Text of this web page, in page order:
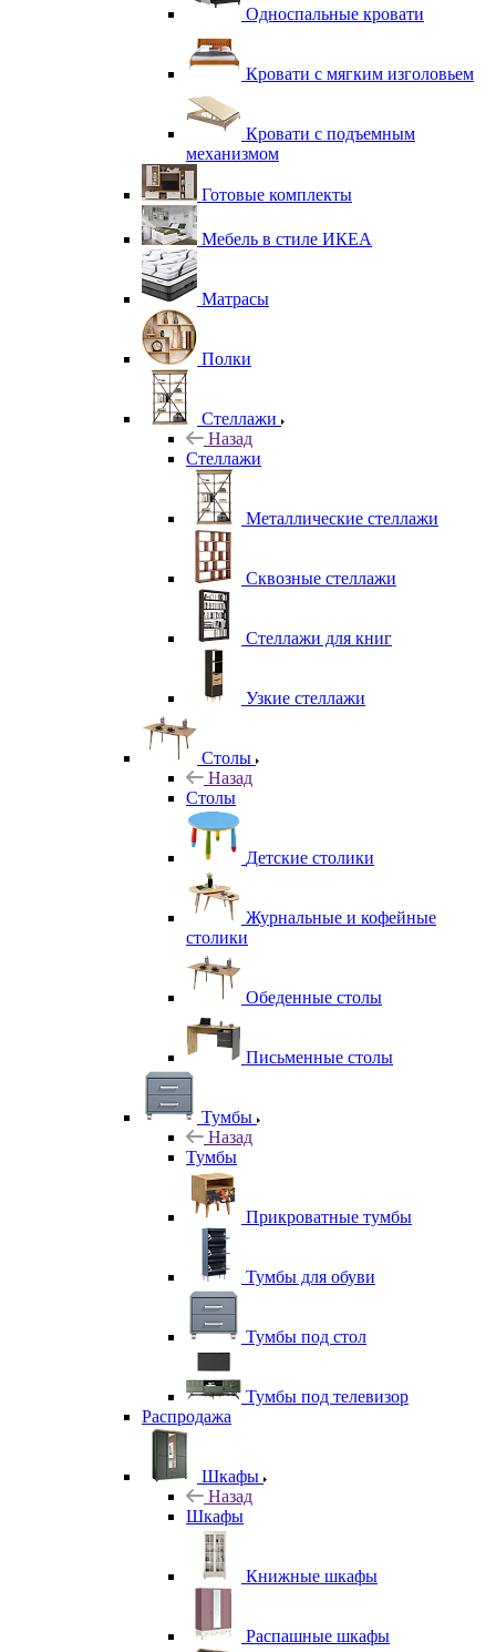
Односпальные кровати
Кровати с мягким изголовьем
Кровати с подъемным
механизмом
Готовые комплекты
Мебель в стиле ИКЕА
Матрасы
Полки
Стеллажи
Назад
Стеллажи
Металлические стеллажи
Сквозные стеллажи
Стеллажи для книг
Узкие стеллажи
Столы
Назад
Столы
Детские столики
Журнальные и кофейные
столики
Обеденные столы
Письменные столы
Тумбы
Назад
Тумбы
Прикроватные тумбы
Тумбы для обуви
Тумбы под стол
Тумбы под телевизор
Распродажа
Шкафы
Назад
Шкафы
Книжные шкафы
Распашные шкафы